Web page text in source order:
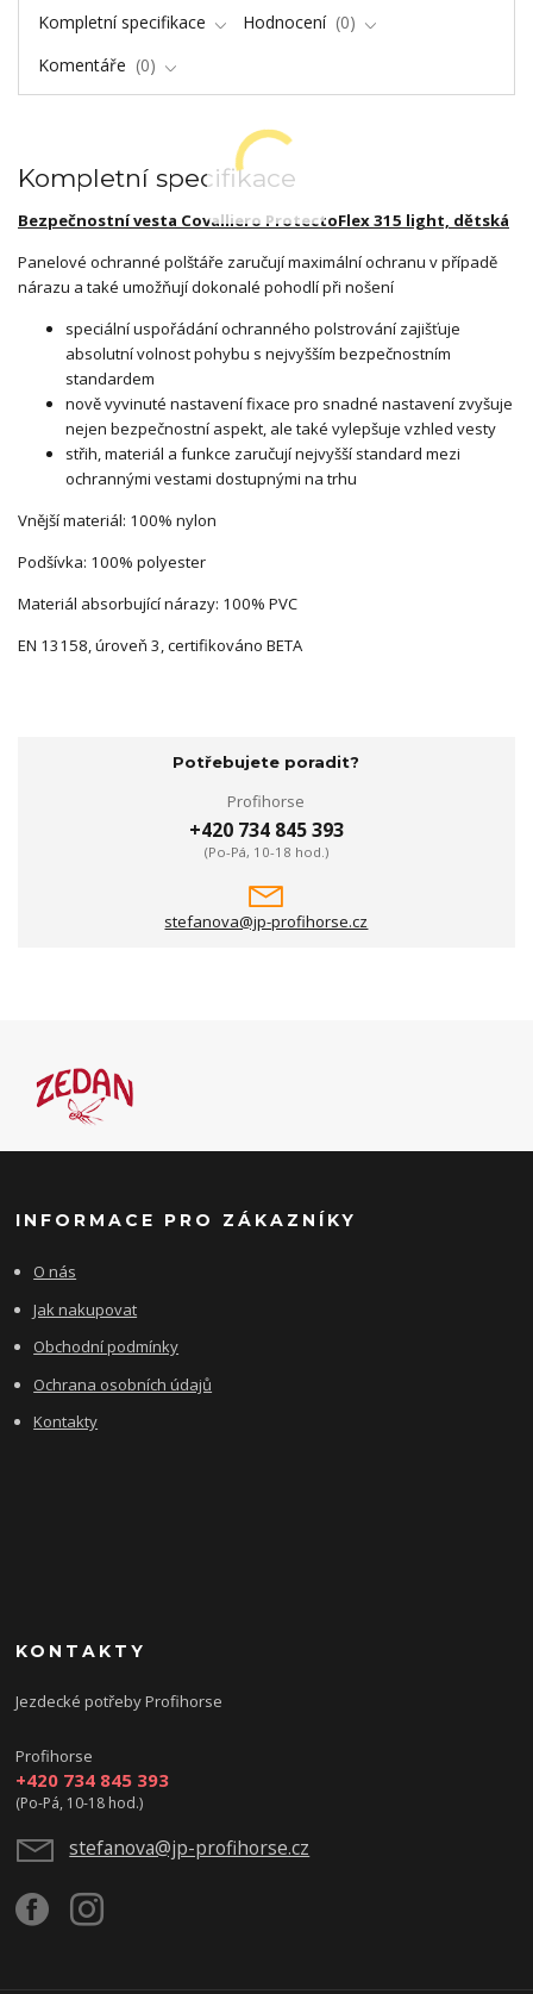
Kompletní specifikace Hodnocení
0
Komentáře
0
Kompletní specifikace
Bezpečnostnívesta Covalliero ProtectoFlex 315 light, dětská
Panelové ochranné polštáře zaručují maximální ochranu v případě
nárazu a také umožňují dokonalé pohodlí při nošení
speciální uspořádání ochranného polstrování zajišťuje
absolutní volnost pohybu s nejvyšším bezpečnostním
standardem
nově vyvinuté nastavení fixace pro snadné nastavení zvyšuje
nejen bezpečnostní aspekt, ale také vylepšuje vzhled vesty
střih, materiál a funkce zaručují nejvyšší standard mezi
ochrannými vestami dostupnými na trhu
Vnější materiál: 100% nylon
Podšívka: 100% polyester
Materiál absorbující nárazy: 100% PVC
EN 13158, úroveň 3, certifikováno BETA
Potřebujete poradit?
Profihorse
+420 734 845 393
(Po-Pá, 10-18 hod.)
stefanova@jp-profihorse.cz
INFORMACE PRO ZÁKAZNÍKY
O nás
Jak nakupovat
Obchodní podmínky
Ochrana osobních údajů
Kontakty
KONTAKTY
Jezdecké potřeby Profihorse
Profihorse
+420 734 845 393
(Po-Pá, 10-18 hod.)
stefanova@jp-profihorse.cz